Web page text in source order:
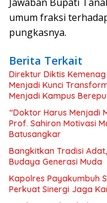
umum fraksi
pungkasnya.
Berita Terkait
Direktur Diktis
Menjadi Kunci
Menjadi Kampus
“Doktor Harus Menjadi
Prof. Sahiron Motivasi
Batusangkar
Bangkitkan Tradisi
Budaya Generasi Muda
Kapolres Payakumbuh
Perkuat Sinergi Jaga